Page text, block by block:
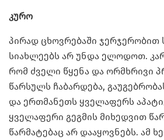
კურო
პირად ცხოვრებაში ჯერჯერობით
სიახლეებს არ უნდა ელოდოთ.
რომ ძველი წყენა და ორმხრივი
წარსულს ჩაბარდება,
და ერთმანეთს ყველაფერს
ყველაფერი გეგმის მიხედვით
წარმატებაც არ დააყოვნებს. ამ